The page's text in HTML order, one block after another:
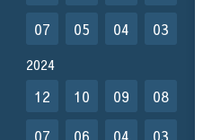
07
05 04 03
2024
12 10 09
08
07
06 04
03